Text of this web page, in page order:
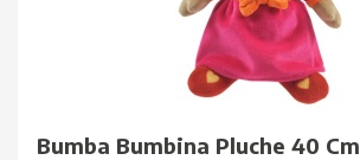
Bumba Bumbina Pluche 40 Cm